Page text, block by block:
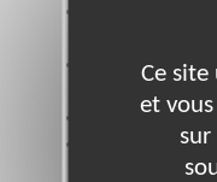
Capacité de
Rigueur, sens
Esprit d'initiative
Adhésion aux
bienveillance
Ce site
et
sur